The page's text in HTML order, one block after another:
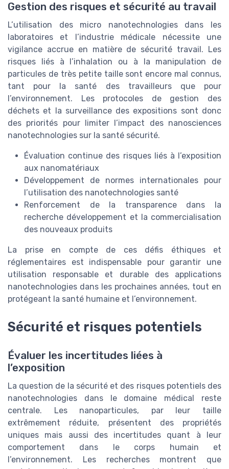
Gestion des risques et sécurité au travail
L’utilisation des micro nanotechnologies dans les
laboratoires et l’industrie médicale nécessite une
vigilance accrue en matière de sécurité travail. Les
risques liés à l’inhalation ou à la manipulation de
particules de très petite taille sont encore mal connus,
tant pour la santé des travailleurs que pour
l’environnement. Les protocoles de gestion des
déchets et la surveillance des expositions sont donc
des priorités pour limiter l’impact des nanosciences
nanotechnologies sur la santé sécurité.
Évaluation continue des risques liés à l’exposition
aux nanomatériaux
Développement de normes internationales pour
l’utilisation des nanotechnologies santé
Renforcement de la transparence dans la
recherche développement et la commercialisation
des nouveaux produits
La prise en compte de ces défis éthiques et
réglementaires est indispensable pour garantir une
utilisation responsable et durable des applications
nanotechnologies dans les prochaines années, tout en
protégeant la santé humaine et l’environnement.
Sécurité et risques potentiels
Évaluer les incertitudes liées à
l’exposition
La question de la sécurité et des risques potentiels des
nanotechnologies dans le domaine médical reste
centrale. Les nanoparticules, par leur taille
extrêmement réduite, présentent des propriétés
uniques mais aussi des incertitudes quant à leur
comportement dans le corps humain et
l’environnement. Les recherches montrent que